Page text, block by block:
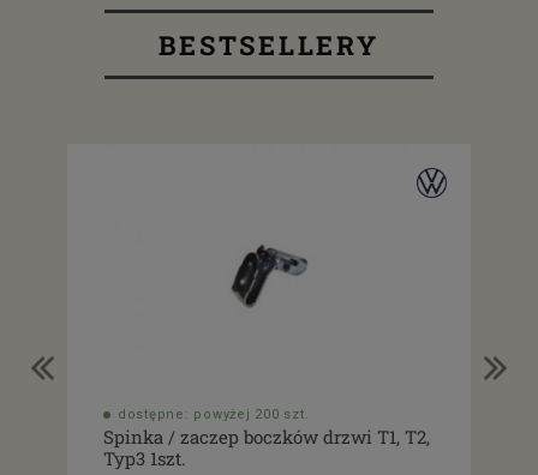
BESTSELLERY
dostępne: powyżej 200 szt.
Spinka / zaczep boczków drzwi T1, T2,
Typ3 1szt.